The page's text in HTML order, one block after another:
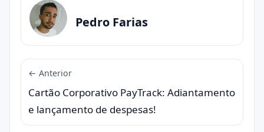
Pedro Farias
← Anterior
Cartão Corporativo PayTrack: Adiantamento
e lançamento de despesas!